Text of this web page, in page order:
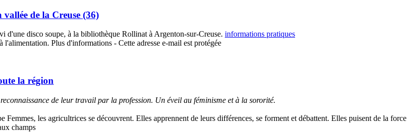
de la Creuse (36)
d'une disco soupe, à la bibliothèque Rollinat à Argenton-sur-Creuse. informations pratiques
l'alimentation. Plus d'informations - Cette adresse e-mail est protégée
la région
de leur travail par la profession. Un éveil au féminisme et à la sororité.
les agricultrices se découvrent. Elles apprennent de leurs différences, se forment et débattent. Elles puisent de la force
champs